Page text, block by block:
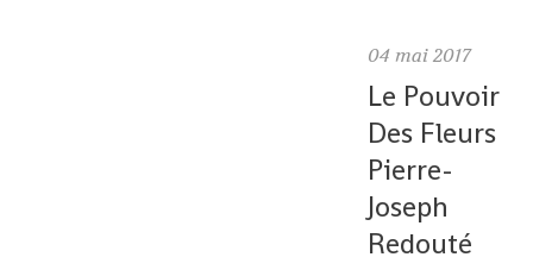
04 mai 2017
Le Pouvoir
Des Fleurs
Pierre-
Joseph
Redouté